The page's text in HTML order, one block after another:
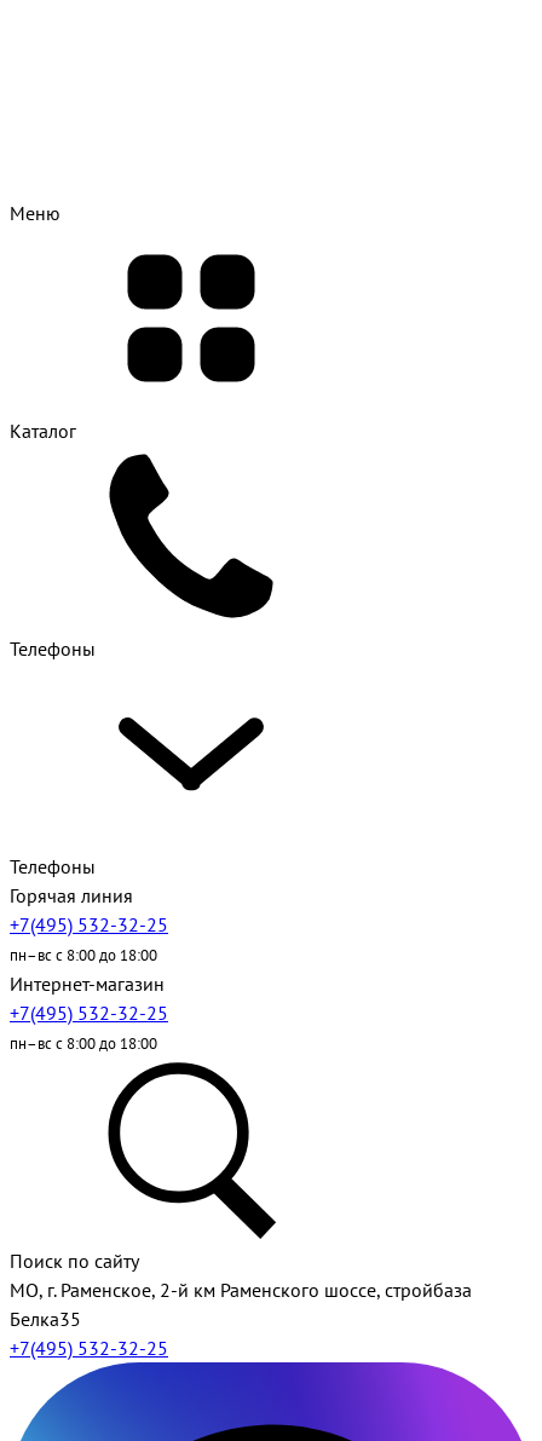
Меню
Каталог
Телефоны
Телефоны
Горячая линия
+7(495) 532-32-25
пн–вс с 8:00 до 18:00
Интернет-магазин
+7(495) 532-32-25
пн–вс с 8:00 до 18:00
Поиск по сайту
МО, г. Раменское, 2-й км Раменского шоссе, стройбаза
Белка35
+7(495) 532-32-25